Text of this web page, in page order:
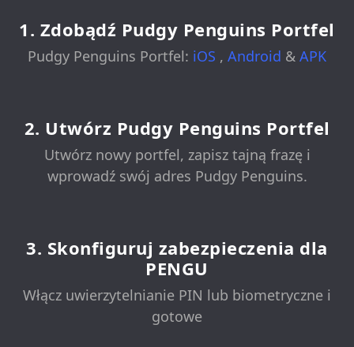
1. Zdobądź Pudgy Penguins Portfel
Pudgy Penguins Portfel: iOS , Android & APK
2. Utwórz Pudgy Penguins Portfel
Utwórz nowy portfel, zapisz tajną frazę i
wprowadź swój adres Pudgy Penguins.
3. Skonfiguruj zabezpieczenia dla
PENGU
Włącz uwierzytelnianie PIN lub biometryczne i
gotowe